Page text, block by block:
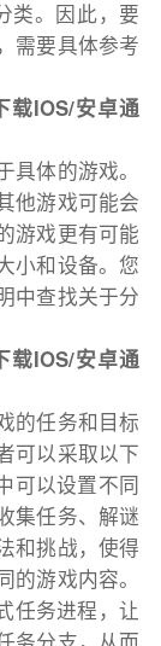
类。因此，要
需要具体参考
载IOS/安卓通
体的游戏。
他游戏可能会
游戏更有可能
小和设备。您
中查找关于分
载IOS/安卓通
的任务和目标
可以采取以下
可以设置不同
集任务、解谜
和挑战，使得
游戏内容。
任务进程，让